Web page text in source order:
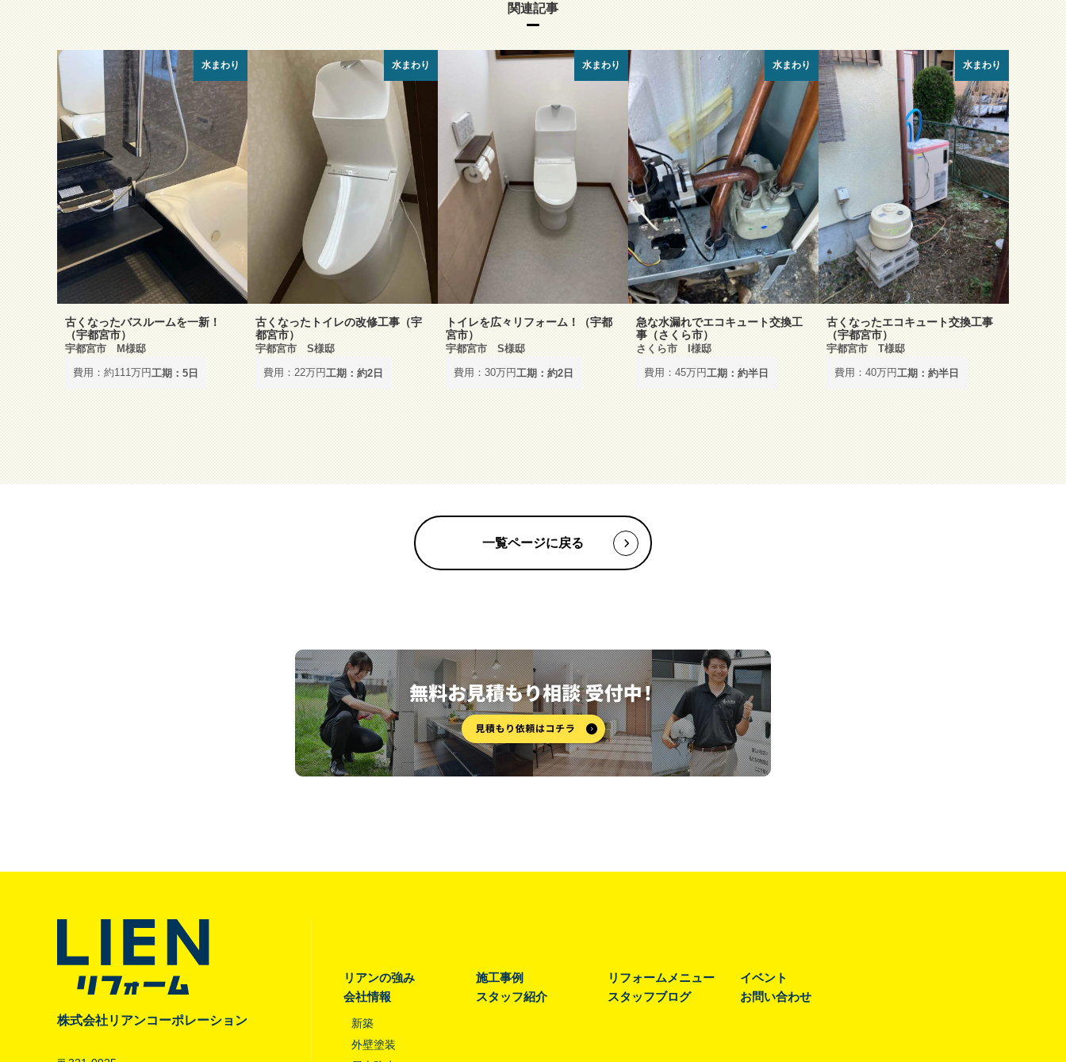
関連記事
水まわり
古くなったバスルームを一新！
（宇都宮市）
宇都宮市 M様邸
費用：約111万円工期：5日
水まわり
古くなったトイレの改修工事（宇
都宮市）
宇都宮市 S様邸
費用：22万円工期：約2日
水まわり
トイレを広々リフォーム！（宇都
宮市）
宇都宮市 S様邸
費用：30万円工期：約2日
水まわり
急な水漏れでエコキュート交換工
事（さくら市）
さくら市 I様邸
費用：45万円工期：約半日
水まわり
古くなったエコキュート交換工事
（宇都宮市）
宇都宮市 T様邸
費用：40万円工期：約半日
一覧ページに戻る
株式会社リアンコーポレーション
リアンの強み 施工事例 リフォームメニュー
イベント
会社情報
新築
外壁塗装
スタッフ紹介 スタッフブログ お問い合わせ